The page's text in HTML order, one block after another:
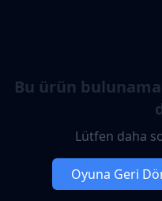
Bu ürün
Lütfen daha
Oyuna Geri